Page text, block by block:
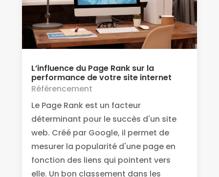
L’influence du Page Rank sur la
performance de votre site internet
Référencement
Le Page Rank est un facteur
déterminant pour le succès d'un site
web. Créé par Google, il permet de
mesurer la popularité d'une page en
fonction des liens qui pointent vers
elle. Un bon classement dans les